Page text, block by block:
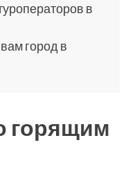
в
город в
горящим